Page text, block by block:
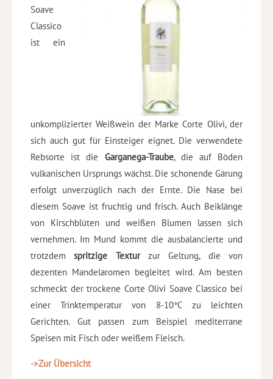
Soave
Classico
ist ein
unkomplizierter Weißwein der Marke Corte Olivi, der
sich auch gut für Einsteiger eignet. Die verwendete
Rebsorte ist die Garganega-Traube, die auf Böden
vulkanischen Ursprungs wächst. Die schonende Gärung
erfolgt unverzüglich nach der Ernte. Die Nase bei
diesem Soave ist fruchtig und frisch. Auch Beiklänge
von Kirschblüten und weißen Blumen lassen sich
vernehmen. Im Mund kommt die ausbalancierte und
trotzdemspritzige Texturzur Geltung, die von
dezenten Mandelaromen begleitet wird. Am besten
schmeckt der trockene Corte Olivi Soave Classico bei
einer Trinktemperatur von 8-10°C zu leichten
Gerichten. Gut passen zum Beispiel mediterrane
Speisen mit Fisch oder weißem Fleisch.
->Zur Übersicht